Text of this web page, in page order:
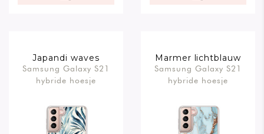
Japandi waves
Samsung Galaxy S21
hybride hoesje
Marmer lichtblauw
Samsung Galaxy S21
hybride hoesje